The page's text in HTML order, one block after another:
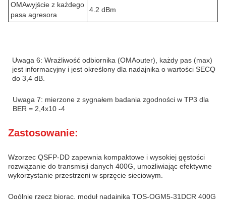
OMAwyjście z każdego
pasa agresora
4.2 dBm
Uwaga 6: Wrażliwość odbiornika (OMAouter), każdy pas (max)
jest informacyjny i jest określony dla nadajnika o wartości SECQ
do 3,4 dB.
Uwaga 7: mierzone z sygnałem badania zgodności w TP3 dla
BER = 2,4x10 -4
Zastosowanie:
Wzorzec QSFP-DD zapewnia kompaktowe i wysokiej gęstości
rozwiązanie do transmisji danych 400G, umożliwiając efektywne
wykorzystanie przestrzeni w sprzęcie sieciowym.
Ogólnie rzecz biorąc, moduł nadajnika TQS-QGM5-31DCR 400G